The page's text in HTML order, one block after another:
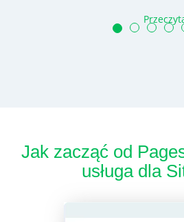
Jak zacząć od
usługa dla